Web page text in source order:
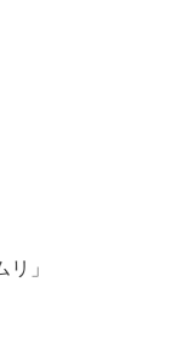
」